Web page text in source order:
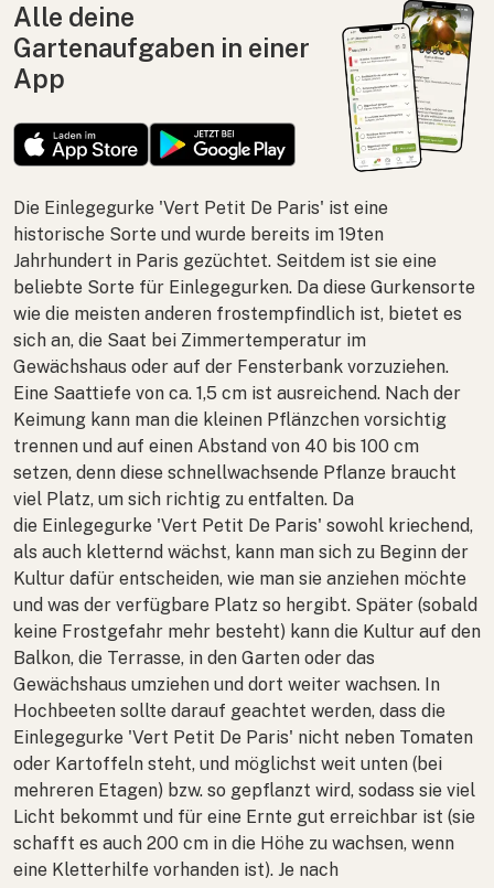
Alle deine
Gartenaufgaben in einer
App
Die Einlegegurke 'Vert Petit De Paris' ist eine
historische Sorte und wurde bereits im 19ten
Jahrhundert in Paris gezüchtet. Seitdem ist sie eine
beliebte Sorte für Einlegegurken. Da diese Gurkensorte
wie die meisten anderen frostempfindlich ist, bietet es
sich an, die Saat bei Zimmertemperatur im
Gewächshaus oder auf der Fensterbank vorzuziehen.
Eine Saattiefe von ca. 1,5 cm ist ausreichend. Nach der
Keimung kann man die kleinen Pflänzchen vorsichtig
trennen und auf einen Abstand von 40 bis 100 cm
setzen, denn diese schnellwachsende Pflanze braucht
viel Platz, um sich richtig zu entfalten. Da
die Einlegegurke 'Vert Petit De Paris' sowohl kriechend,
als auch kletternd wächst, kann man sich zu Beginn der
Kultur dafür entscheiden, wie man sie anziehen möchte
und was der verfügbare Platz so hergibt. Später (sobald
keine Frostgefahr mehr besteht) kann die Kultur auf den
Balkon, die Terrasse, in den Garten oder das
Gewächshaus umziehen und dort weiter wachsen. In
Hochbeeten sollte darauf geachtet werden, dass die
Einlegegurke 'Vert Petit De Paris' nicht neben Tomaten
oder Kartoffeln steht, und möglichst weit unten (bei
mehreren Etagen) bzw. so gepflanzt wird, sodass sie viel
Licht bekommt und für eine Ernte gut erreichbar ist (sie
schafft es auch 200 cm in die Höhe zu wachsen, wenn
eine Kletterhilfe vorhanden ist). Je nach